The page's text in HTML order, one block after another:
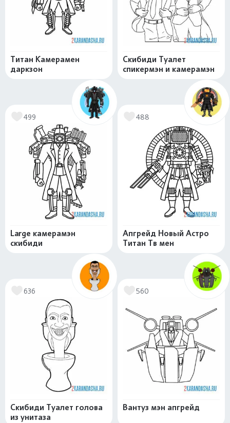
Титан Камерамен
даркзон
Скибиди Туалет
спикермэн и камерамэн
499
Large камерамэн
скибиди
488
Апгрейд Новый Астро
Титан Тв мен
636
Скибиди Туалет голова
из унитаза
560
Вантуз мэн апгрейд